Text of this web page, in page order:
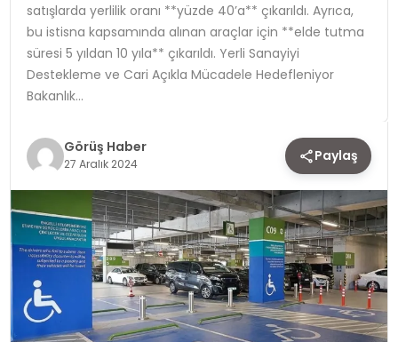
TEKNOLOJI
YAŞAM
satışlarda yerlilik oranı **yüzde 40’a** çıkarıldı. Ayrıca,
bu istisna kapsamında alınan araçlar için **elde tutma
süresi 5 yıldan 10 yıla** çıkarıldı. Yerli Sanayiyi
Destekleme ve Cari Açıkla Mücadele Hedefleniyor
Bakanlık…
Görüş Haber
27 Aralık 2024 Paylaş